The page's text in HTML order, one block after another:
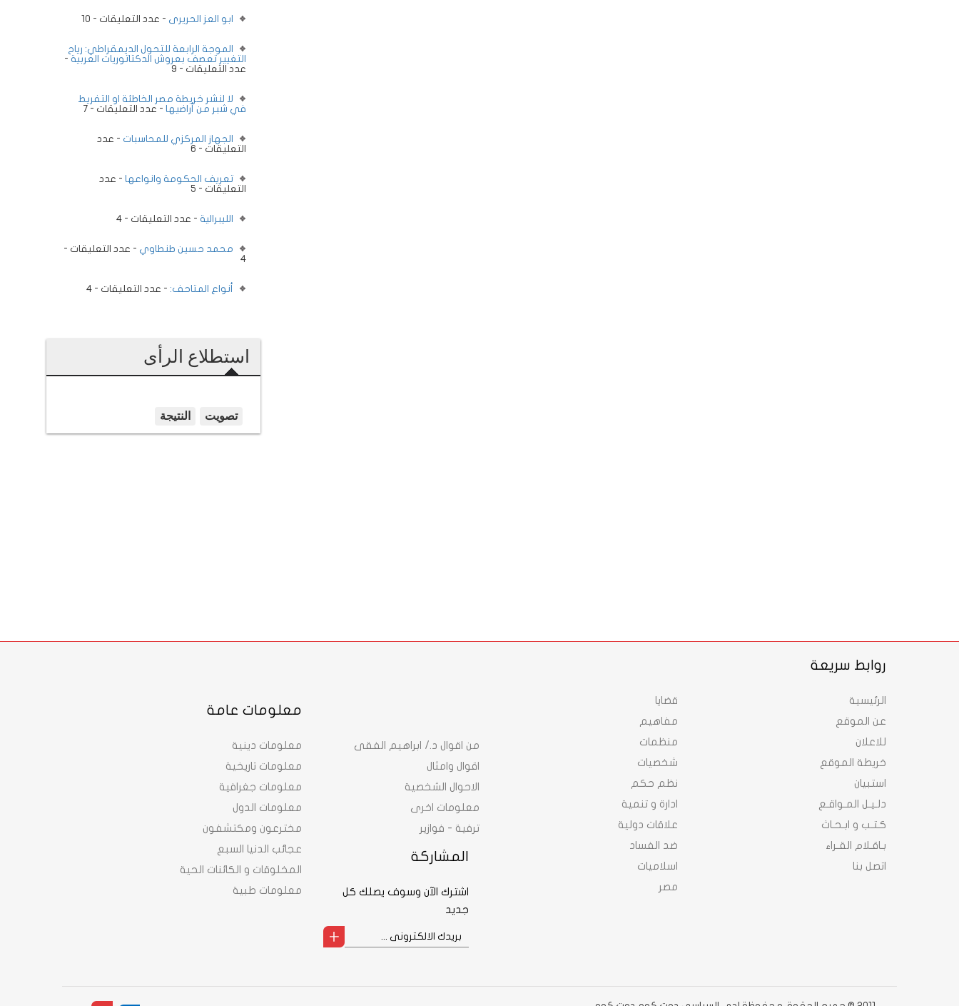
ابو العز الحريرى - عدد التعليقات - 10
الموجة الرابعة للتحول الديمقراطي: رياح
التغيير تعصف بعروش الدكتاتوريات العربية -
عدد التعليقات - 9
لا لنشر خريطة مصر الخاطئة او التفريط
في شبر من أراضيها - عدد التعليقات - 7
الجهاز المركزي للمحاسبات - عدد
التعليقات - 6
تعريف الحكومة وانواعها - عدد
التعليقات - 5
الليبرالية - عدد التعليقات - 4
محمد حسين طنطاوي - عدد التعليقات -
4
أنواع المتاحف: - عدد التعليقات - 4
استطلاع الرأى
روابط سريعة
الرئيسية
عن الموقع
للاعلان
خريطة الموقع
استبيان
دلـيـل المـواقـع
كـتـب و ابـحـاث
بـاقـلام القـراء
اتصل بنا
قضايا
مفاهيم
منظمات
شخصيات
نظم حكم
ادارة و تنمية
علاقات دولية
ضد الفساد
اسلاميات
مصر
معلومات عامة
معلومات دينية
معلومات تاريخية
معلومات جغرافية
معلومات الدول
مخترعون ومكتشفون
عجائب الدنيا السبع
المخلوقات و الكائنات الحية
معلومات طبية
من اقوال د./ ابراهيم الفقى
اقوال وامثال
الاحوال الشخصية
معلومات اخرى
ترفية - فوازير
المشاركة
اشترك الآن وسوف يصلك كل
جديد